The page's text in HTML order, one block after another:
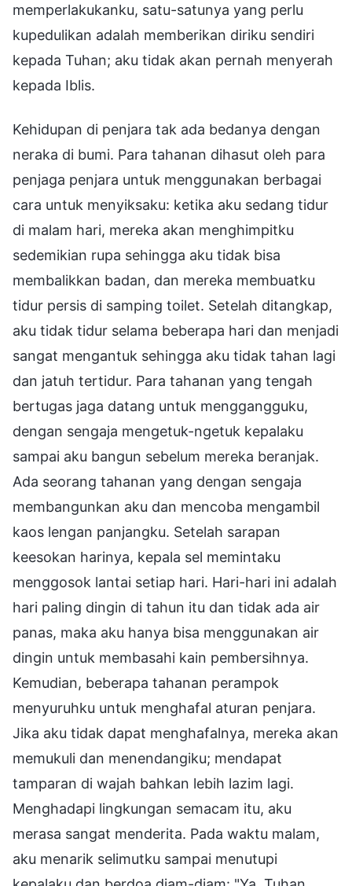
memperlakukanku, satu-satunya yang perlu
kupedulikan adalah memberikan diriku sendiri
kepada Tuhan; aku tidak akan pernah menyerah
kepada Iblis.
Kehidupan di penjara tak ada bedanya dengan
neraka di bumi. Para tahanan dihasut oleh para
penjaga penjara untuk menggunakan berbagai
cara untuk menyiksaku: ketika aku sedang tidur
di malam hari, mereka akan menghimpitku
sedemikian rupa sehingga aku tidak bisa
membalikkan badan, dan mereka membuatku
tidur persis di samping toilet. Setelah ditangkap,
aku tidak tidur selama beberapa hari dan menjadi
sangat mengantuk sehingga aku tidak tahan lagi
dan jatuh tertidur. Para tahanan yang tengah
bertugas jaga datang untuk menggangguku,
dengan sengaja mengetuk-ngetuk kepalaku
sampai aku bangun sebelum mereka beranjak.
Ada seorang tahanan yang dengan sengaja
membangunkan aku dan mencoba mengambil
kaos lengan panjangku. Setelah sarapan
keesokan harinya, kepala sel memintaku
menggosok lantai setiap hari. Hari-hari ini adalah
hari paling dingin di tahun itu dan tidak ada air
panas, maka aku hanya bisa menggunakan air
dingin untuk membasahi kain pembersihnya.
Kemudian, beberapa tahanan perampok
menyuruhku untuk menghafal aturan penjara.
Jika aku tidak dapat menghafalnya, mereka akan
memukuli dan menendangiku; mendapat
tamparan di wajah bahkan lebih lazim lagi.
Menghadapi lingkungan semacam itu, aku
merasa sangat menderita. Pada waktu malam,
aku menarik selimutku sampai menutupi